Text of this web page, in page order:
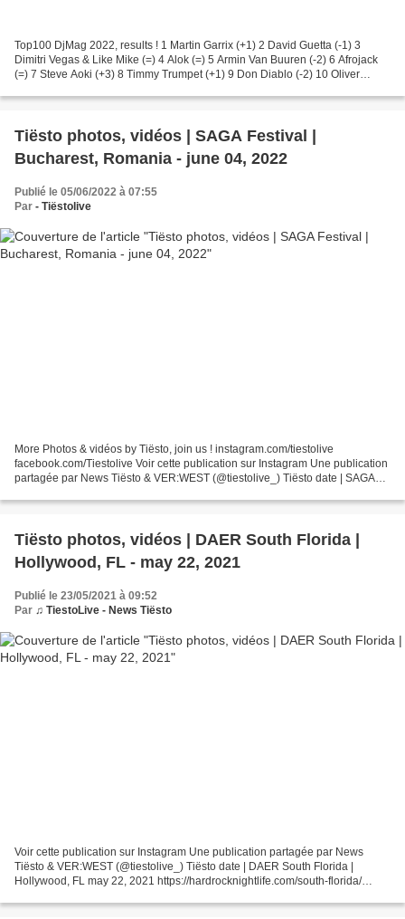
Top100 DjMag 2022, results ! 1 Martin Garrix (+1) 2 David Guetta (-1) 3
Dimitri Vegas & Like Mike (=) 4 Alok (=) 5 Armin Van Buuren (-2) 6 Afrojack
(=) 7 Steve Aoki (+3) 8 Timmy Trumpet (+1) 9 Don Diablo (-2) 10 Oliver
Tiësto photos, vidéos | SAGA Festival |
Bucharest, Romania - june 04, 2022
Publié le 05/06/2022 à 07:55
Par - Tiëstolive
More Photos & vidéos by Tiësto, join us ! instagram.com/tiestolive
facebook.com/Tiestolive Voir cette publication sur Instagram Une publication
partagée par News Tiësto & VER:WEST (@tiestolive_) Tiësto date | SAGA
Tiësto photos, vidéos | DAER South Florida |
Hollywood, FL - may 22, 2021
Publié le 23/05/2021 à 09:52
Par ♫ TiestoLive - News Tiësto
Voir cette publication sur Instagram Une publication partagée par News
Tiësto & VER:WEST (@tiestolive_) Tiësto date | DAER South Florida |
Hollywood, FL may 22, 2021 https://hardrocknightlife.com/south-florida/